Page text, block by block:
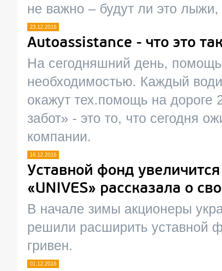
не важно – будут ли это
23.12.2016
Autoassistance - что это
На сегодняшний день,
необходимостью. Каждый
окажут тех.помощь на
забот» - это то, что сегодня
компании.
16.12.2016
Уставной фонд
«UNIVES» рассказала о
В начале зимы акционеры
решили расширить уставной
гривен.
01.12.2016